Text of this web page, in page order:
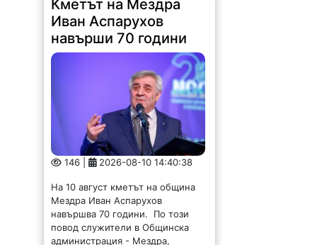
Иван Аспарухов
навърши 70 години
146 | 2026-08-10 14:40:38
На 10 август кметът на община
Мездра Иван Аспарухов
навършва 70 години. По този
повод служители в Общинска
администрация - Мездра,